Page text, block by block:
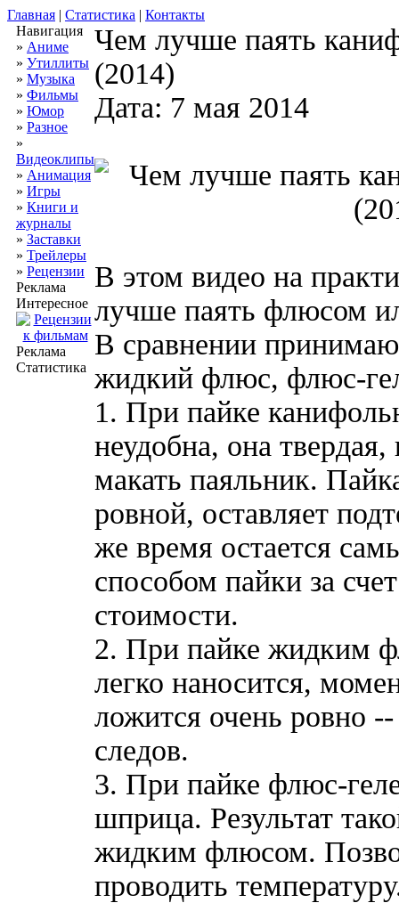
Главная | Статистика | Контакты
Навигация
» Аниме
» Утиллиты
» Музыка
» Фильмы
» Юмор
» Разное
»
Видеоклипы
» Анимация
» Игры
» Книги и
журналы
» Заставки
» Трейлеры
» Рецензии
Реклама
Интересное
Реклама
Статистика
Чем лучше паять
(2014)
Дата: 7 мая 2014
В этом видео на
лучше паять флюсом
В сравнении
жидкий флюс, флюс-
1. При пайке
неудобна, она
макать паяльник.
ровной, оставляет
же время остается
способом пайки за
стоимости.
2. При пайке жидким
легко наносится,
ложится очень ровно --
следов.
3. При пайке флюс-
шприца. Результат
жидким флюсом.
проводить